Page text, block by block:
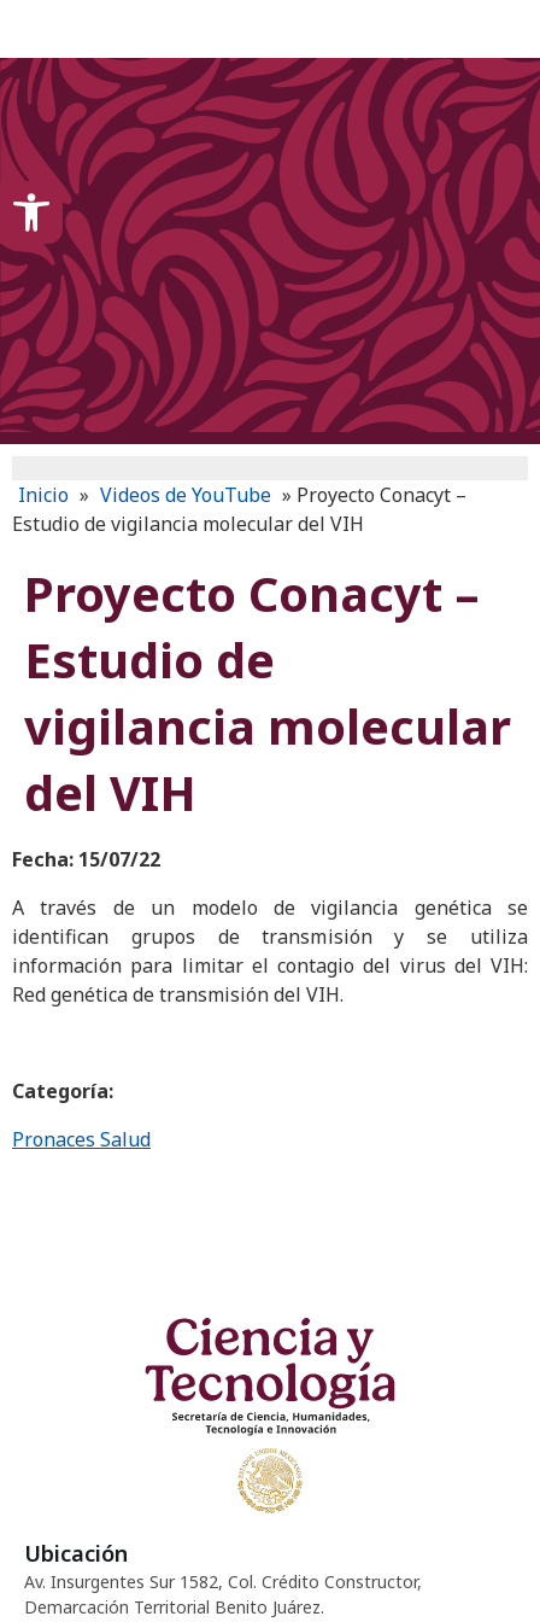
Inicio » Videos de YouTube » Proyecto Conacyt –
Estudio de vigilancia molecular del VIH
Proyecto Conacyt –
Estudio de
vigilancia molecular
del VIH
Fecha: 15/07/22
A través de un modelo de vigilancia genética se
identifican grupos de transmisión y se utiliza
información para limitar el contagio del virus del VIH:
Red genética de transmisión del VIH.
Categoría:
Pronaces Salud
Ubicación
Av. Insurgentes Sur 1582, Col. Crédito Constructor,
Demarcación Territorial Benito Juárez.
Open toolbar